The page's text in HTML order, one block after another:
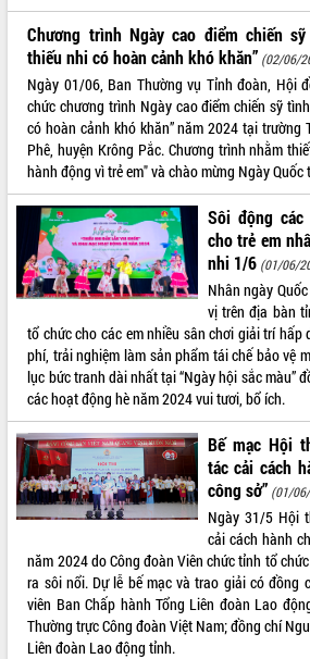
VĂN BẢN HĐND TỈNH
ĐIỂM TIN VĂN BẢN
QUY HOẠCH - KẾ HOẠCH
VIDEO
Chương trình Ngày cao điểm chiến
thiếu nhi có hoàn cảnh khó khăn” (02/06/
Ngày 01/06, Ban Thường vụ Tỉnh đoàn, Hội
chức chương trình Ngày cao điểm chiến sỹ
có hoàn cảnh khó khăn” năm 2024 tại trường
Phê, huyện Krông Pắc. Chương trình nhằm
hành động vì trẻ em" và chào mừng Ngày
Sôi động
cho trẻ em
nhi 1/6 (01/06/
Nhân ngày
vị trên địa bàn
tổ chức cho các em nhiều sân chơi giải trí hấp
phí, trải nghiệm làm sản phẩm tái chế bảo vệ
lục bức tranh dài nhất tại “Ngày hội sắc màu”
các hoạt động hè năm 2024 vui tươi, bổ ích.
Bế mạc Hội
tác cải cách
công sở” (01/
Ngày 31/5 Hội
cải cách hành
năm 2024 do Công đoàn Viên chức tỉnh tổ
ra sôi nổi. Dự lễ bế mạc và trao giải có đồng
viên Ban Chấp hành Tổng Liên đoàn Lao
Thường trực Công đoàn Việt Nam; đồng chí
Liên đoàn Lao động tỉnh.